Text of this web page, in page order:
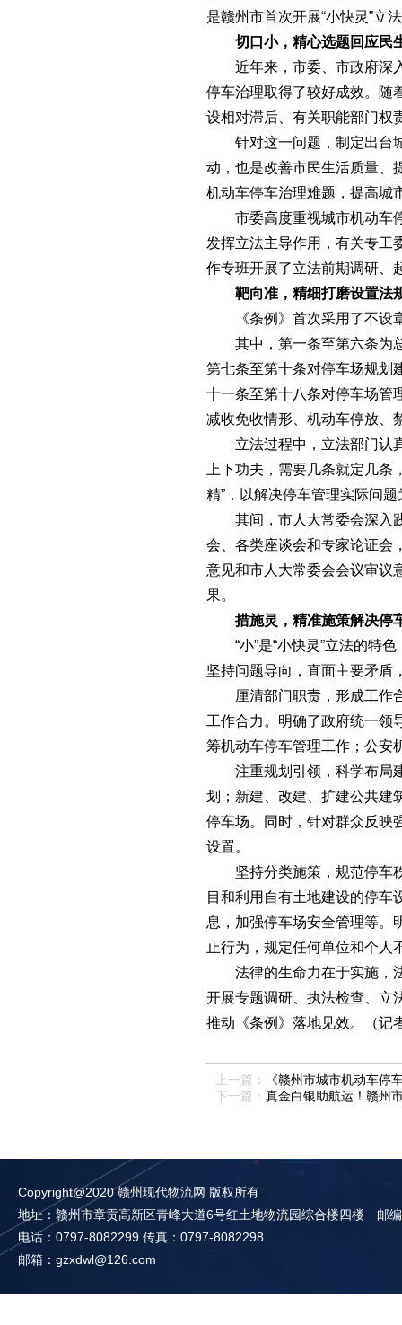
是赣州市首次开展“小快灵”立
切口小，精心选题回应民
近年来，市委、市政府深
停车治理取得了较好成效。随
设相对滞后、有关职能部门权
针对这一问题，制定出台
动，也是改善市民生活质量、
机动车停车治理难题，提高城
市委高度重视城市机动车
发挥立法主导作用，有关专工
作专班开展了立法前期调研、
靶向准，精细打磨设置法
《条例》首次采用了不
其中，第一条至第六条为
第七条至第十条对停车场规划
十一条至第十八条对停车场管
减收免收情形、机动车停放、
立法过程中，立法部门认
上下功夫，需要几条就定几
精”，以解决停车管理实际问
其间，市人大常委会深入
会、各类座谈会和专家论证会
意见和市人大常委会会议审议
果。
措施灵，精准施策解决停
“小”是“小快灵”立法的特
坚持问题导向，直面主要矛盾
厘清部门职责，形成工作
工作合力。明确了政府统一领
筹机动车停车管理工作；公安
注重规划引领，科学布局
划；新建、改建、扩建公共建
停车场。同时，针对群众反映
设置。
坚持分类施策，规范停车
目和利用自有土地建设的停车
息，加强停车场安全管理等。
止行为，规定任何单位和个人
法律的生命力在于实施，
开展专题调研、执法检查、立
推动《条例》落地见效。（记
上一篇：
《赣州市城市机动车停
下一篇： 真金白银助航运！赣州
Copyright@2020 赣州现代物流网 版权所有
地址：赣州市章贡高新区青峰大道6号红土地物流园综合楼四楼 邮
电话：0797-8082299 传真：0797-8082298
邮箱：gzxdwl@126.com